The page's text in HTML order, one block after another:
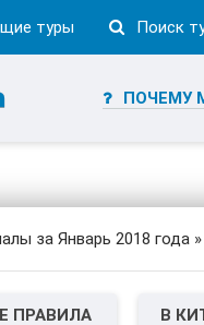
туры Поиск
ПОЧЕМУ
за Январь 2018 года
ПРАВИЛА
В